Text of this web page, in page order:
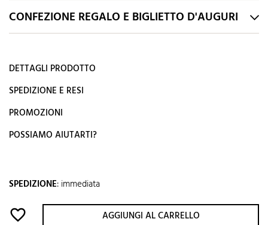
CONFEZIONE REGALO E BIGLIETTO D'AUGURI
DETTAGLI PRODOTTO
SPEDIZIONE E RESI
PROMOZIONI
POSSIAMO AIUTARTI?
SPEDIZIONE: immediata
favorite_border AGGIUNGI AL CARRELLO